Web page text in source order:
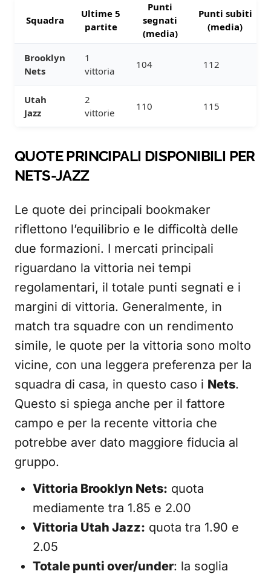
Squadra
Ultime 5
partite
Punti
segnati
(media)
Punti subiti
(media)
Brooklyn
Nets
1
vittoria
104 112
Utah
Jazz
2
vittorie
110 115
QUOTE PRINCIPALI DISPONIBILI PER
NETS-JAZZ
Le quote dei principali bookmaker
riflettono l’equilibrio e le difficoltà delle
due formazioni. I mercati principali
riguardano la vittoria nei tempi
regolamentari, il totale punti segnati e i
margini di vittoria. Generalmente, in
match tra squadre con un rendimento
simile, le quote per la vittoria sono molto
vicine, con una leggera preferenza per la
squadra di casa, in questo caso i Nets.
Questo si spiega anche per il fattore
campo e per la recente vittoria che
potrebbe aver dato maggiore fiducia al
gruppo.
Vittoria Brooklyn Nets: quota
mediamente tra 1.85 e 2.00
Vittoria Utah Jazz: quota tra 1.90 e
2.05
Totale punti over/under: la soglia